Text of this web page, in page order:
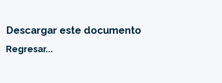
Descargar este documento
Regresar...